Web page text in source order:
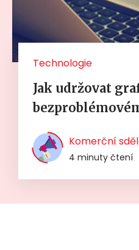
Technologie
Jak udržovat
Komerční
4 minuty čtení